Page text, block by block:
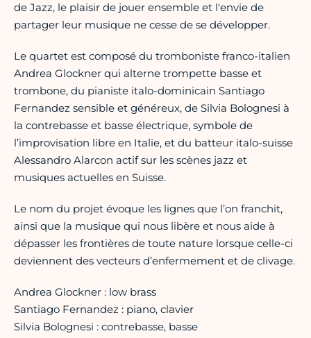
de Jazz, le plaisir de jouer ensemble et l'envie de
partager leur musique ne cesse de se développer.
Le quartet est composé du tromboniste franco-italien
Andrea Glockner qui alterne trompette basse et
trombone, du pianiste italo-dominicain Santiago
Fernandez sensible et généreux, de Silvia Bolognesi à
la contrebasse et basse électrique, symbole de
l’improvisation libre en Italie, et du batteur italo-suisse
Alessandro Alarcon actif sur les scènes jazz et
musiques actuelles en Suisse.
Le nom du projet évoque les lignes que l’on franchit,
ainsi que la musique qui nous libère et nous aide à
dépasser les frontières de toute nature lorsque celle-ci
deviennent des vecteurs d’enfermement et de clivage.
Andrea Glockner : low brass
Santiago Fernandez : piano, clavier
Silvia Bolognesi : contrebasse, basse